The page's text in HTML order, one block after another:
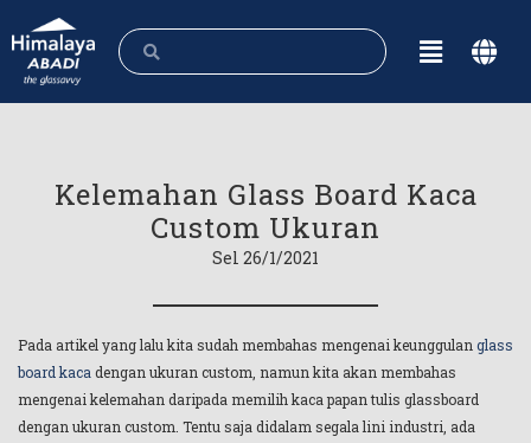
Kelemahan Glass Board Kaca
Custom Ukuran
Sel 26/1/2021
Pada artikel yang lalu kita sudah membahas mengenai keunggulan glass
board kaca dengan ukuran custom, namun kita akan membahas
mengenai kelemahan daripada memilih kaca papan tulis glassboard
dengan ukuran custom. Tentu saja didalam segala lini industri, ada